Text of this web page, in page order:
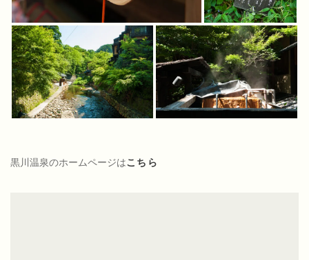
黒川温泉のホームページはこちら